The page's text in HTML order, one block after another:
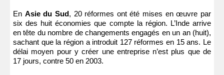
En Asie du Sud, 20 réformes ont été mises en œuvre par
six des huit économies que compte la région. L’Inde arrive
en tête du nombre de changements engagés en un an (huit),
sachant que la région a introduit 127 réformes en 15 ans. Le
délai moyen pour y créer une entreprise n’est plus que de
17 jours, contre 50 en 2003.